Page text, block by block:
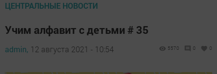
ЦЕНТРАЛЬНЫЕ НОВОСТИ
Учим алфавит с детьми # 35
admin, 12 августа 2021 - 10:54 5570 0 0